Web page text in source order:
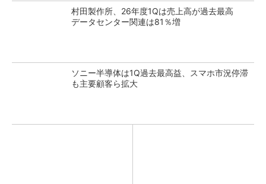
村田製作所、26年度1Qは売上高が過去最高
データセンター関連は81％増
ソニー半導体は1Q過去最高益、スマホ市況停滞
も主要顧客ら拡大